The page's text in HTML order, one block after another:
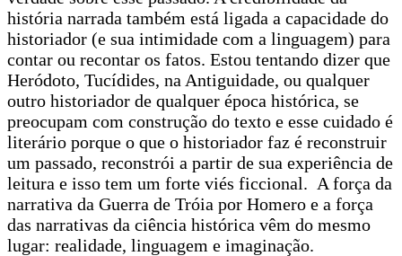
história narrada também está ligada a capacidade do
historiador (e sua intimidade com a linguagem) para
contar ou recontar os fatos. Estou tentando dizer que
Heródoto, Tucídides, na Antiguidade, ou qualquer
outro historiador de qualquer época histórica, se
preocupam com construção do texto e esse cuidado é
literário porque o que o historiador faz é reconstruir
um passado, reconstrói a partir de sua experiência de
leitura e isso tem um forte viés ficcional. A força da
narrativa da Guerra de Tróia por Homero e a força
das narrativas da ciência histórica vêm do mesmo
lugar: realidade, linguagem e imaginação.